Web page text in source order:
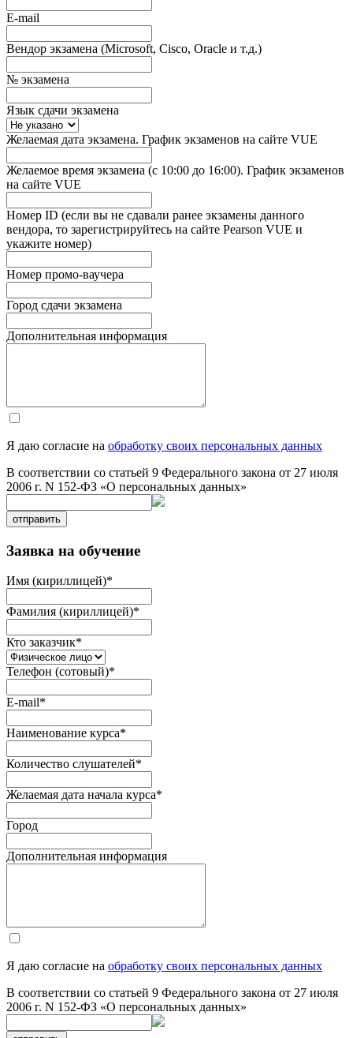
E-mail
Вендор экзамена (Microsoft, Cisco, Oracle и т.д.)
№ экзамена
Язык сдачи экзамена
Желаемая дата экзамена. График экзаменов на сайте VUE
Желаемое время экзамена (с 10:00 до 16:00). График экзаменов
на сайте VUE
Номер ID (если вы не сдавали ранее экзамены данного
вендора, то зарегистрируйтесь на сайте Pearson VUE и
укажите номер)
Номер промо-ваучера
Город сдачи экзамена
Дополнительная информация
Я даю согласие на обработку своих персональных данных
В соответствии со статьей 9 Федерального закона от 27 июля
2006 г. N 152-ФЗ «О персональных данных»
отправить
Заявка на обучение
Имя (кириллицей)*
Фамилия (кириллицей)*
Кто заказчик*
Телефон (сотовый)*
E-mail*
Наименование курса*
Количество слушателей*
Желаемая дата начала курса*
Город
Дополнительная информация
Я даю согласие на обработку своих персональных данных
В соответствии со статьей 9 Федерального закона от 27 июля
2006 г. N 152-ФЗ «О персональных данных»